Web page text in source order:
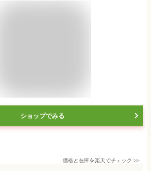
ショップでみる
価格と在庫を楽天でチェック >>